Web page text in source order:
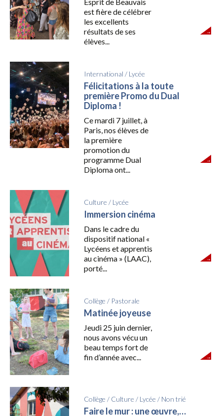
est fière de célébrer
les excellents
résultats de ses
élèves...
International / Lycée
Félicitations à la toute
première Promo du Dual
Diploma !
Ce mardi 7 juillet, à
Paris, nos élèves de
la première
promotion du
programme Dual
Diploma ont...
Culture / Lycée
Immersion cinéma
Dans le cadre du
dispositif national «
Lycéens et apprentis
au cinéma » (LAAC),
porté...
Collège / Pastorale
Matinée joyeuse
Jeudi 25 juin dernier,
nous avons vécu un
beau temps fort de
fin d’année avec...
Collège / Culture / Lycée / Non trié
Faire le mur : une œuvre,…